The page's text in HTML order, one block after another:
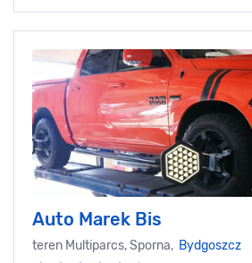
Auto Marek Bis
teren Multiparcs, Sporna, Bydgoszcz